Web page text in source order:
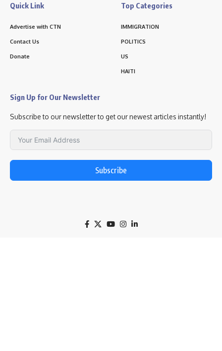
Quick Link
Advertise with CTN
Contact Us
Donate
Top Categories
IMMIGRATION
POLITICS
US
HAITI
Sign Up for Our Newsletter
Subscribe to our newsletter to get our newest articles instantly!
Subscribe